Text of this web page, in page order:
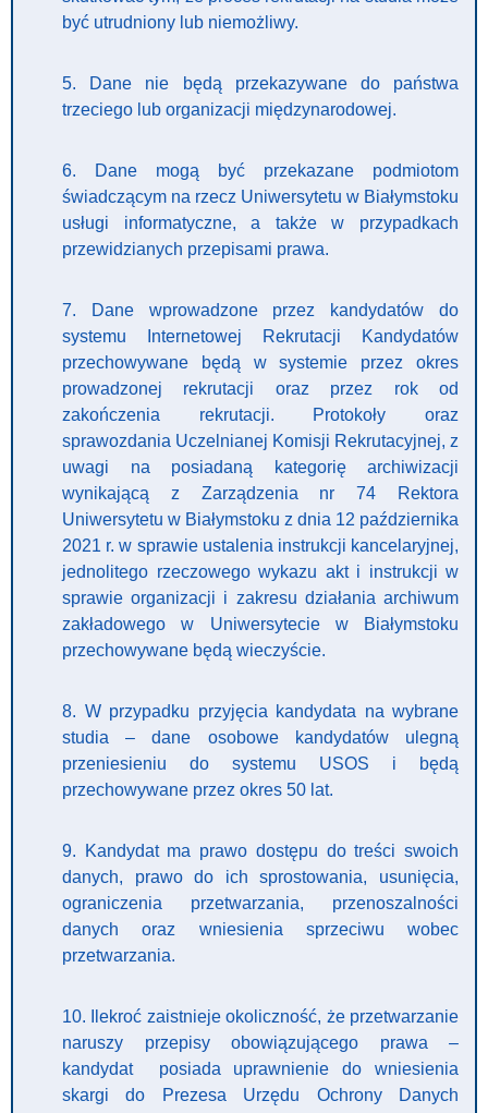
być utrudniony lub niemożliwy.
5. Dane nie będą przekazywane do państwa
trzeciego lub organizacji międzynarodowej.
6. Dane mogą być przekazane podmiotom
świadczącym na rzecz Uniwersytetu w Białymstoku
usługi informatyczne, a także w przypadkach
przewidzianych przepisami prawa.
7. Dane wprowadzone przez kandydatów do
systemu Internetowej Rekrutacji Kandydatów
przechowywane będą w systemie przez okres
prowadzonej rekrutacji oraz przez rok od
zakończenia rekrutacji. Protokoły oraz
sprawozdania Uczelnianej Komisji Rekrutacyjnej, z
uwagi na posiadaną kategorię archiwizacji
wynikającą z Zarządzenia nr 74 Rektora
Uniwersytetu w Białymstoku z dnia 12 października
2021 r. w sprawie ustalenia instrukcji kancelaryjnej,
jednolitego rzeczowego wykazu akt i instrukcji w
sprawie organizacji i zakresu działania archiwum
zakładowego w Uniwersytecie w Białymstoku
przechowywane będą wieczyście.
8. W przypadku przyjęcia kandydata na wybrane
studia – dane osobowe kandydatów ulegną
przeniesieniu do systemu USOS i będą
przechowywane przez okres 50 lat.
9. Kandydat ma prawo dostępu do treści swoich
danych, prawo do ich sprostowania, usunięcia,
ograniczenia przetwarzania, przenoszalności
danych oraz wniesienia sprzeciwu wobec
przetwarzania.
10. Ilekroć zaistnieje okoliczność, że przetwarzanie
naruszy przepisy obowiązującego prawa –
kandydat posiada uprawnienie do wniesienia
skargi do Prezesa Urzędu Ochrony Danych